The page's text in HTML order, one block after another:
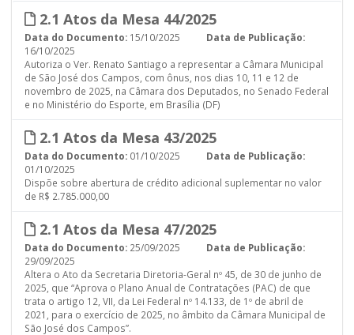
2.1 Atos da Mesa 44/2025
Data do Documento: 15/10/2025
Data de Publicação:
16/10/2025
Autoriza o Ver. Renato Santiago a representar a Câmara Municipal
de São José dos Campos, com ônus, nos dias 10, 11 e 12 de
novembro de 2025, na Câmara dos Deputados, no Senado Federal
e no Ministério do Esporte, em Brasília (DF)
2.1 Atos da Mesa 43/2025
Data do Documento: 01/10/2025
Data de Publicação:
01/10/2025
Dispõe sobre abertura de crédito adicional suplementar no valor
de R$ 2.785.000,00
2.1 Atos da Mesa 47/2025
Data do Documento: 25/09/2025
Data de Publicação:
29/09/2025
Altera o Ato da Secretaria Diretoria-Geral nº 45, de 30 de junho de
2025, que “Aprova o Plano Anual de Contratações (PAC) de que
trata o artigo 12, VII, da Lei Federal nº 14.133, de 1º de abril de
2021, para o exercício de 2025, no âmbito da Câmara Municipal de
São José dos Campos”.